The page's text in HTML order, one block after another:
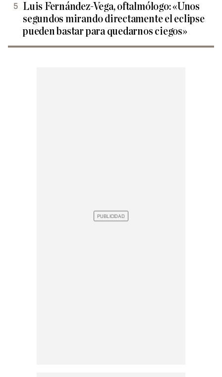
Luis Fernández-Vega, oftalmólogo: «Unos
segundos mirando directamente el eclipse
pueden bastar para quedarnos ciegos»